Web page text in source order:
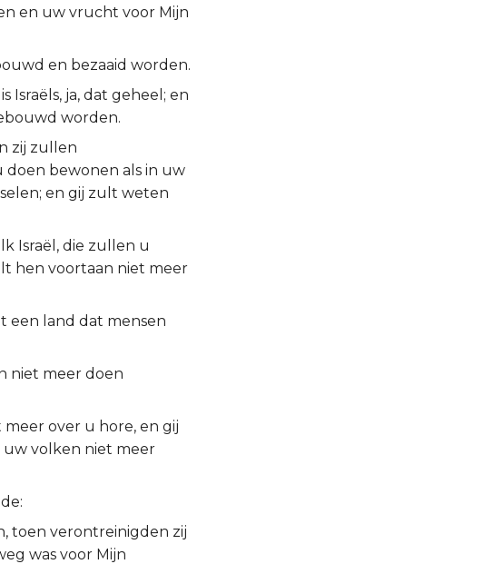
en uw vrucht voor Mijn
en bezaaid worden.
Israëls, ja, dat geheel; en
worden.
zij zullen
bewonen als in uw
en gij zult weten
Israël, die zullen u
hen voortaan niet meer
een land dat mensen
niet meer doen
over u hore, en gij
uw volken niet meer
toen verontreinigden zij
was voor Mijn